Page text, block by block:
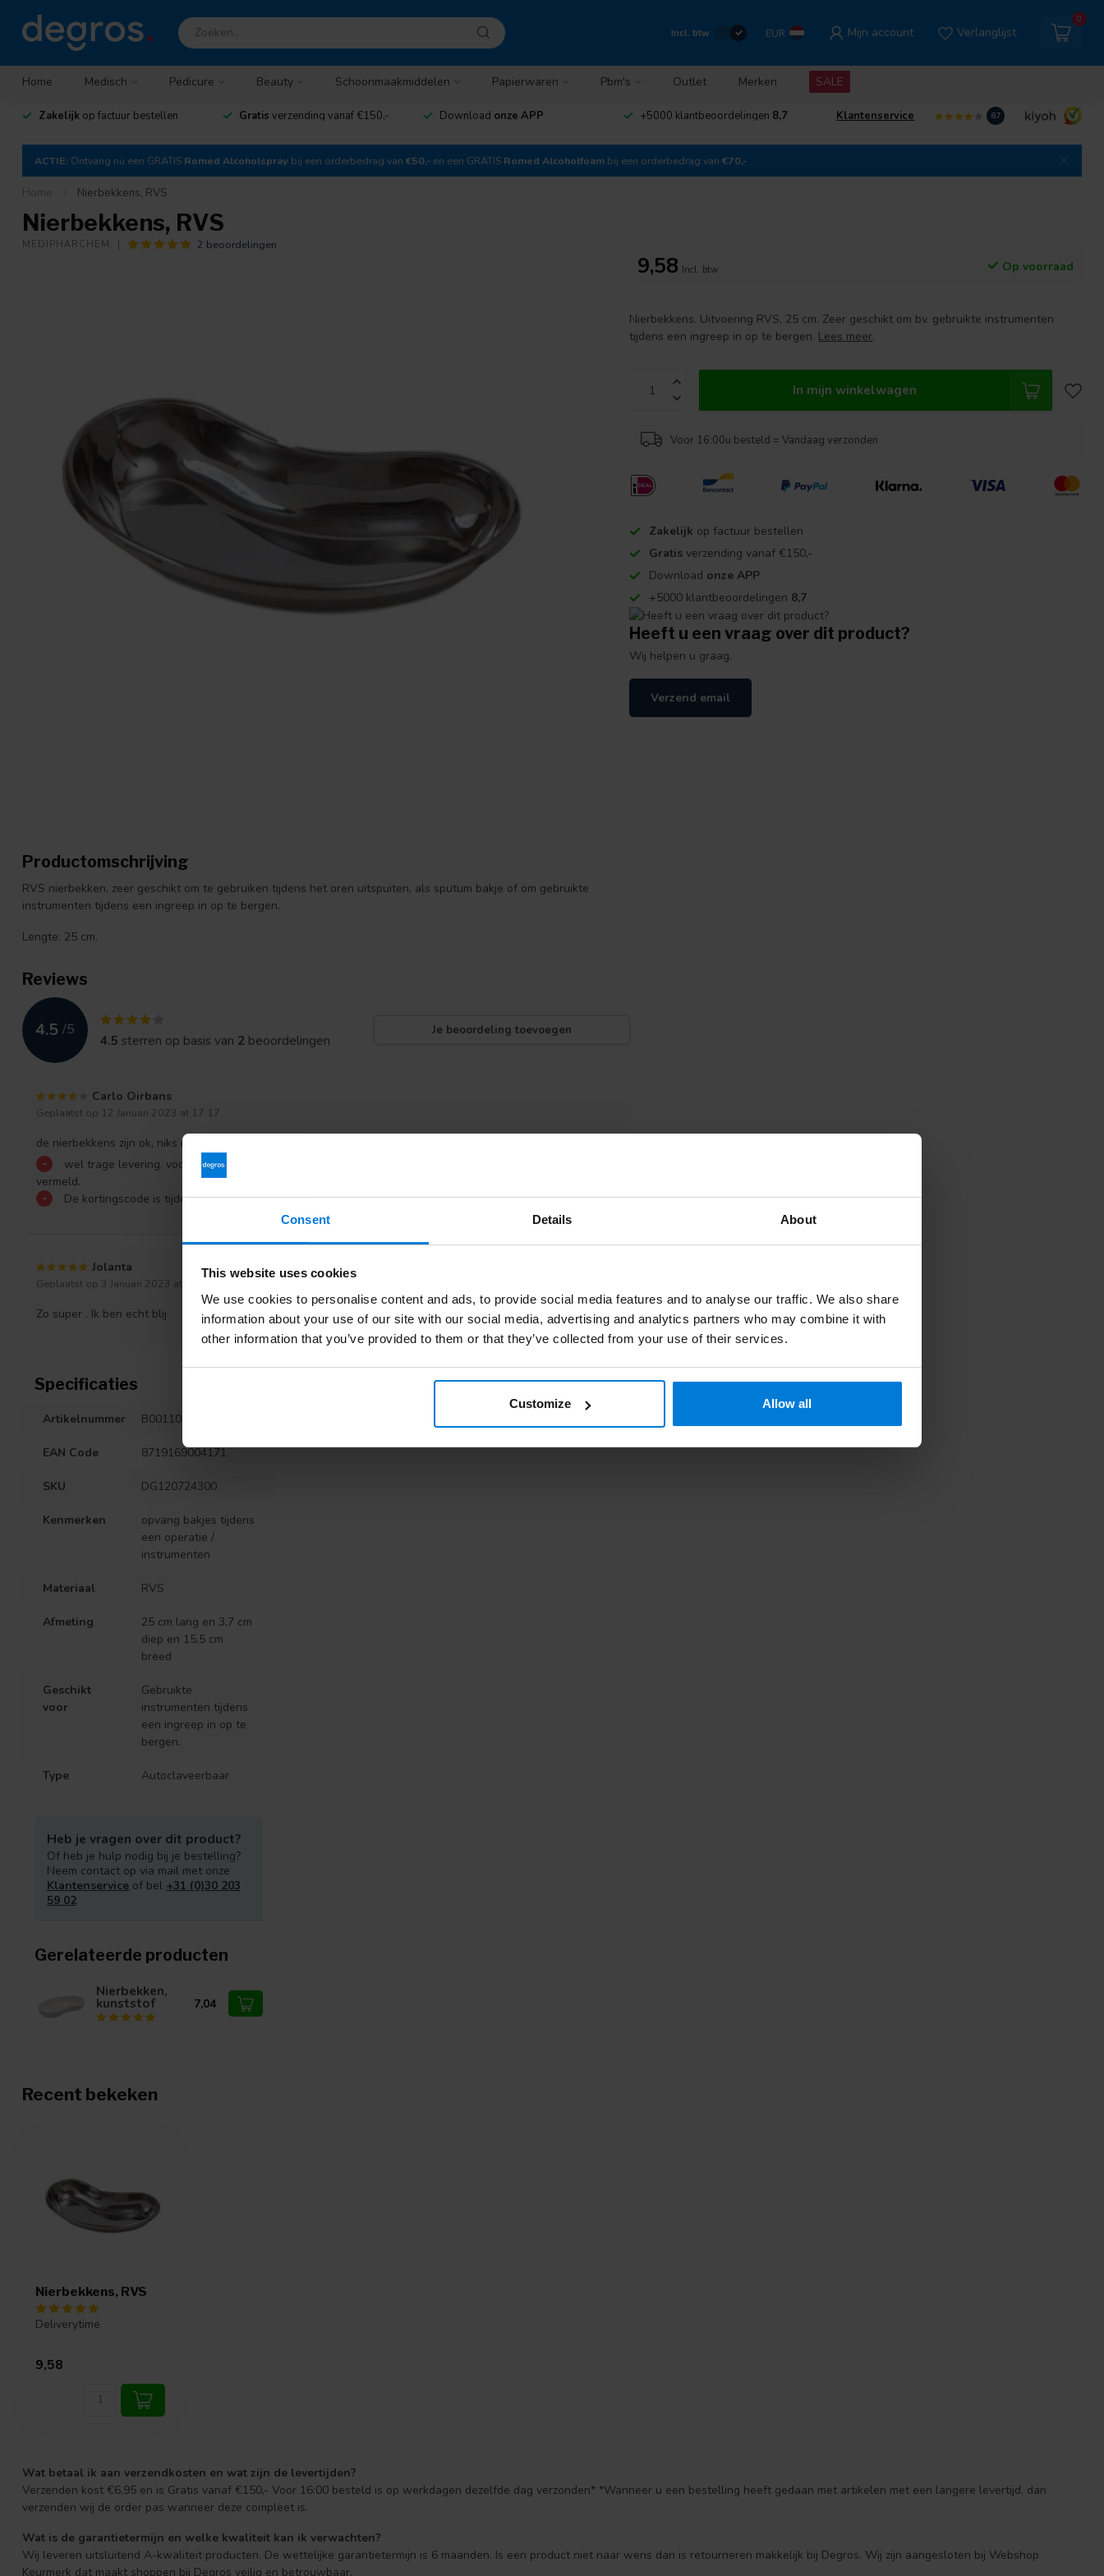
Consent Details About
This website uses cookies
We use cookies to personalise content and ads, to provide social media features and to analyse our traffic. We also share
information about your use of our site with our social media, advertising and analytics partners who may combine it with
other information that you’ve provided to them or that they’ve collected from your use of their services.
Customize Allow all
Incl. btw EUR Mijn account Verlanglijst
0
Home Medisch Pedicure Beauty Schoonmaakmiddelen Papierwaren Pbm's Outlet Merken SALE
Zakelijk op factuur bestellen Gratis verzending vanaf €150,- Download onze APP +5000 klantbeoordelingen 8,7 Klantenservice 8.7
ACTIE: Ontvang nu een GRATIS Romed Alcoholspray bij een orderbedrag van €50,- en een GRATIS Romed Alcoholfoam bij een orderbedrag van €70,-
Home Nierbekkens, RVS
Nierbekkens, RVS
MEDIPHARCHEM 2 beoordelingen
9,58 Incl. btw Op voorraad
Nierbekkens. Uitvoering RVS, 25 cm. Zeer geschikt om bv. gebruikte instrumenten
tijdens een ingreep in op te bergen. Lees meer.
In mijn winkelwagen
Voor 16:00u besteld = Vandaag verzonden
Zakelijk op factuur bestellen
Gratis verzending vanaf €150,-
Download onze APP
+5000 klantbeoordelingen 8,7
Heeft u een vraag over dit product?
Wij helpen u graag.
Verzend email
Productomschrijving
RVS nierbekken, zeer geschikt om te gebruiken tijdens het oren uitspuiten, als sputum bakje of om gebruikte
instrumenten tijdens een ingreep in op te bergen.
Lengte: 25 cm.
Reviews
4.5 /5
4.5 sterren op basis van 2 beoordelingen
Je beoordeling toevoegen
Carlo Oirbans
Geplaatst op 12 Januari 2023 at 17:17
de nierbekkens zijn ok, niks mis mee. precies zoals ik ze verwachtte.
-
wel trage levering, voor 10 uur besteld en niet de volgende dag geleverd. Wat wel op de site werd
vermeld.
- De kortingscode is tijdens het bestelproces niet meer terug te vinden.
Jolanta
Geplaatst op 3 Januari 2023 at 07:12
Zo super . Ik ben echt blij
Specificaties
Artikelnummer B001106.25
EAN Code 8719169004171
SKU DG120724300
Kenmerken
opvang bakjes tijdens
een operatie /
instrumenten
Materiaal RVS
Afmeting
25 cm lang en 3,7 cm
diep en 15,5 cm
breed
Geschikt
voor
Gebruikte
instrumenten tijdens
een ingreep in op te
bergen.
Type Autoclaveerbaar
Heb je vragen over dit product?
Of heb je hulp nodig bij je bestelling?
Neem contact op via mail met onze
Klantenservice of bel +31 (0)30 203
59 02
Gerelateerde producten
Nierbekken,
kunststof 7,04
Recent bekeken
Nierbekkens, RVS
Deliverytime
9,58
Wat betaal ik aan verzendkosten en wat zijn de levertijden?
Verzenden kost €6,95 en is Gratis vanaf €150,- Voor 16:00 besteld is op werkdagen dezelfde dag verzonden* *Wanneer u een bestelling heeft gedaan met artikelen met een langere levertijd, dan
verzenden wij de order pas wanneer deze compleet is.
Wat is de garantietermijn en welke kwaliteit kan ik verwachten?
Wij leveren uitsluitend A-kwaliteit producten. De wettelijke garantietermijn is 6 maanden. Is een product niet naar wens dan is retourneren makkelijk bij Degros. Wij zijn aangesloten bij Webshop
Keurmerk dat maakt shoppen bij Degros veilig en betrouwbaar.